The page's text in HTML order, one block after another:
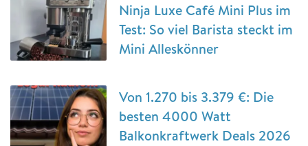
Ninja Luxe Café Mini Plus im
Test: So viel Barista steckt im
Mini Alleskönner
Von 1.270 bis 3.379 €: Die
besten 4000 Watt
Balkonkraftwerk Deals 2026